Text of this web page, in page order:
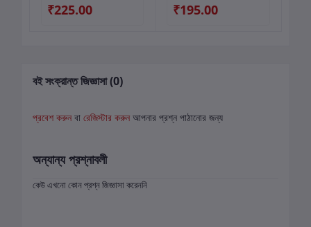
₹225.00 ₹195.00
বই সংক্রান্ত জিজ্ঞাসা (0)
প্রবেশ করুন বা রেজিস্টার করুন আপনার প্রশ্ন পাঠানোর জন্য
অন্যান্য প্রশ্নাবলী
কেউ এখনো কোন প্রশ্ন জিজ্ঞাসা করেননি